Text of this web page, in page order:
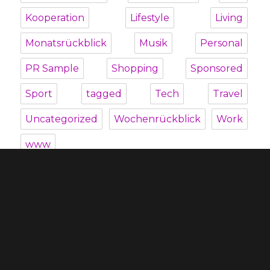
Kooperation Lifestyle Living
Monatsrückblick Musik Personal
PR Sample Shopping Sponsored
Sport tagged Tech Travel
Uncategorized Wochenrückblick Work
www